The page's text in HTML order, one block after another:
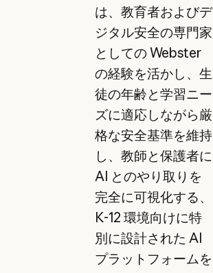
は、教育者およびデ
ジタル安全の専門家
としての Webster
の経験を活かし、生
徒の年齢と学習ニー
ズに適応しながら厳
格な安全基準を維持
し、教師と保護者に
AI とのやり取りを
完全に可視化する、
K-12 環境向けに特
別に設計された AI
プラットフォームを